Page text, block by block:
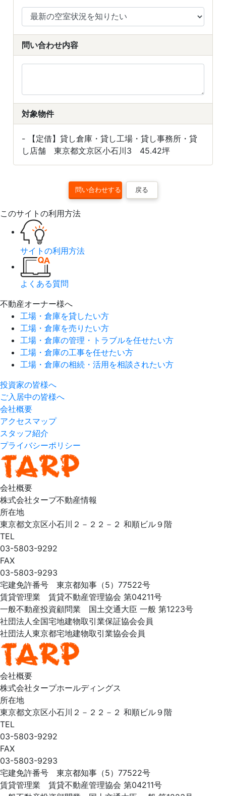
問い合わせ内容
対象物件
- 【定借】貸し倉庫・貸し工場・貸し事務所・貸
し店舗 東京都文京区小石川3 45.42坪
戻る
このサイトの利用方法
サイトの利用方法
よくある質問
不動産オーナー様へ
工場・倉庫を貸したい方
工場・倉庫を売りたい方
工場・倉庫の管理・トラブルを任せたい方
工場・倉庫の工事を任せたい方
工場・倉庫の相続・活用を相談されたい方
投資家の皆様へ
ご入居中の皆様へ
会社概要
アクセスマップ
スタッフ紹介
プライバシーポリシー
会社概要
株式会社タープ不動産情報
所在地
東京都文京区小石川２－２２－２ 和順ビル９階
TEL
03-5803-9292
FAX
03-5803-9293
宅建免許番号 東京都知事（5）77522号
賃貸管理業 賃貸不動産管理協会 第04211号
一般不動産投資顧問業 国土交通大臣 一般 第1223号
社団法人全国宅地建物取引業保証協会会員
社団法人東京都宅地建物取引業協会会員
会社概要
株式会社タープホールディングス
所在地
東京都文京区小石川２－２２－２ 和順ビル９階
TEL
03-5803-9292
FAX
03-5803-9293
宅建免許番号 東京都知事（5）77522号
賃貸管理業 賃貸不動産管理協会 第04211号